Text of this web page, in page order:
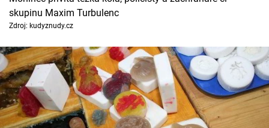
Sledujte prima+
Filmový festival Karlovy Vary
Pořady
Mámy sobě
skupinu Maxim Turbulenc
Zdroj: kudyznudy.cz